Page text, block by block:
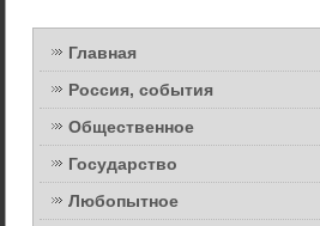
Главная
Россия, события
Общественное
Государство
Любопытное